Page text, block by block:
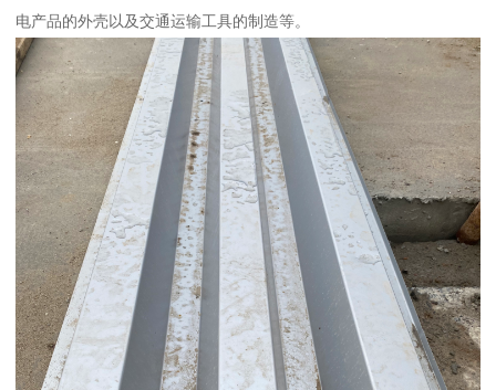
电产品的外壳以及交通运输工具的制造等。